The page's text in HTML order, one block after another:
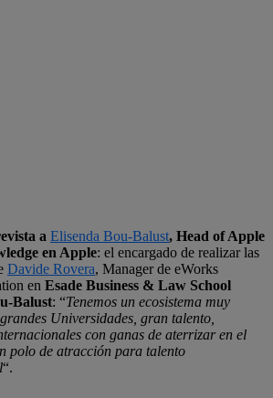
a Elisenda Bou-Balust, Head of Apple
en Apple: el encargado de realizar las
Davide Rovera, Manager de eWorks
en Esade Business & Law School
Balust: “Tenemos un ecosistema muy
Universidades, gran talento,
con ganas de aterrizar en el
polo de atracción para talento
“.